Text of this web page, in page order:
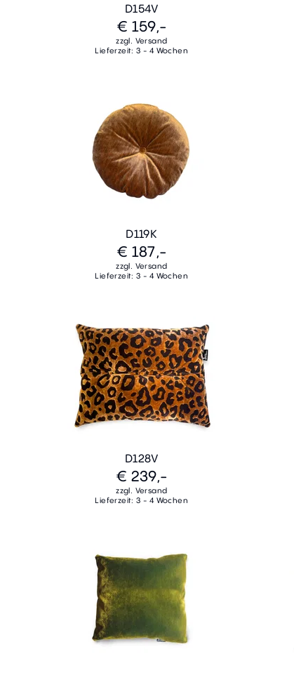
D154V
€ 159,-
zzgl. Versand
Lieferzeit: 3 - 4 Wochen
D119K
€ 187,-
zzgl. Versand
Lieferzeit: 3 - 4 Wochen
D128V
€ 239,-
zzgl. Versand
Lieferzeit: 3 - 4 Wochen